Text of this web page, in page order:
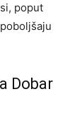
poput
Dobar